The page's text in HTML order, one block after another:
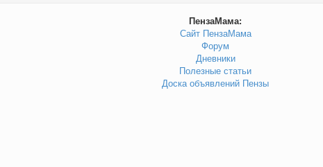
ПензаМама:
Сайт ПензаМама
Форум
Дневники
Полезные статьи
Доска объявлений Пензы